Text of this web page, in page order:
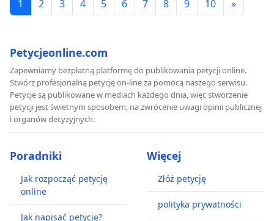
1 2 3 4 5 6 7 8 9 10 »
Petycjeonline.com
Zapewniamy bezpłatną platformę do publikowania petycji online.
Stwórz profesjonalną petycję on-line za pomocą naszego serwisu.
Petycje są publikowane w mediach każdego dnia, więc stworzenie
petycji jest świetnym sposobem, na zwrócenie uwagi opinii publicznej
i organów decyzyjnych.
Poradniki
Jak rozpocząć petycję
online
Jak napisać petycję?
Więcej
Złóż petycję
polityka prywatności